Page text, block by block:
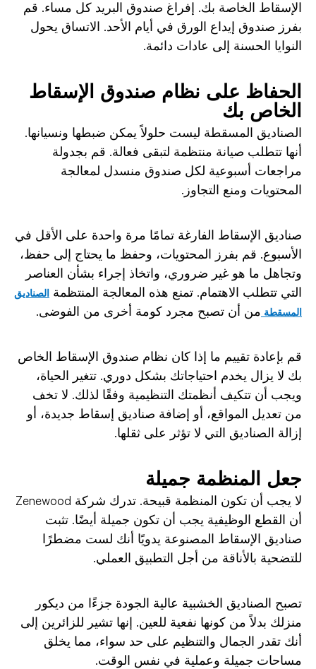
الإسقاط الخاصة بك. إفراغ صندوق البريد كل مساء. قم
بفرز صندوق إيداع الورق في أيام الأحد. الاتساق يحول
النوايا الحسنة إلى عادات دائمة.
الحفاظ على نظام صندوق الإسقاط
الخاص بك
الصناديق المسقطة ليست حلولاً يمكن ضبطها ونسيانها.
أنها تتطلب صيانة منتظمة لتبقى فعالة. قم بجدولة
مراجعات أسبوعية لكل صندوق منسدل لمعالجة
المحتويات ومنع التجاوز.
صناديق الإسقاط الفارغة تمامًا مرة واحدة على الأقل في
الأسبوع. قم بفرز المحتويات، وحفظ ما يحتاج إلى حفظ،
وتجاهل ما هو غير ضروري، واتخاذ إجراء بشأن العناصر
التي تتطلب الاهتمام. تمنع هذه المعالجة المنتظمة الصناديق
المسقطة من أن تصبح مجرد كومة أخرى من الفوضى.
قم بإعادة تقييم ما إذا كان نظام صندوق الإسقاط الخاص
بك لا يزال يخدم احتياجاتك بشكل دوري. تتغير الحياة،
ويجب أن تتكيف أنظمتك التنظيمية وفقًا لذلك. لا تخف
من تعديل المواقع، أو إضافة صناديق إسقاط جديدة، أو
إزالة الصناديق التي لا تؤثر على ثقلها.
جعل المنظمة جميلة
لا يجب أن تكون المنظمة قبيحة. تدرك شركة Zenewood
أن القطع الوظيفية يجب أن تكون جميلة أيضًا. تثبت
صناديق الإسقاط المصنوعة يدويًا أنك لست مضطرًا
للتضحية بالأناقة من أجل التطبيق العملي.
تصبح الصناديق الخشبية عالية الجودة جزءًا من ديكور
منزلك بدلاً من كونها نفعية للعين. إنها تشير للزائرين إلى
أنك تقدر الجمال والتنظيم على حد سواء، مما يخلق
مساحات جميلة وعملية في نفس الوقت.